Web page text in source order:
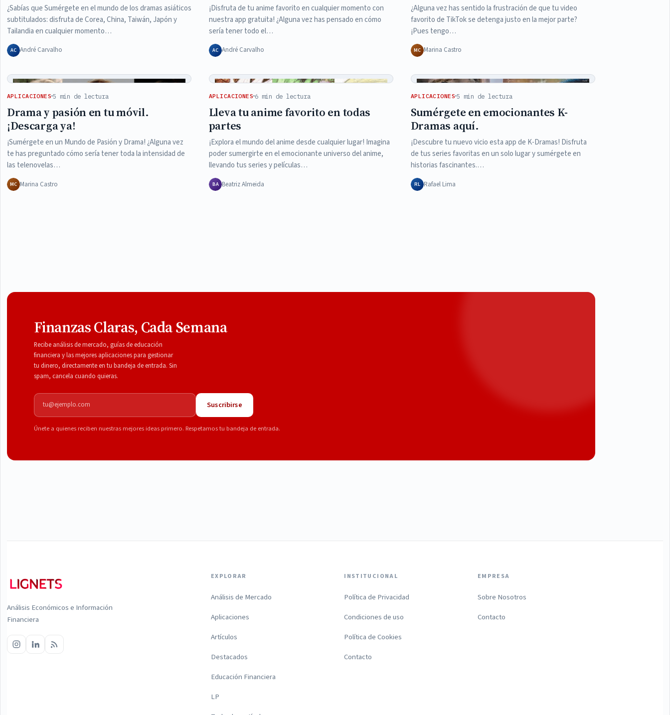
¿Sabías que Sumérgete en el mundo de los dramas asiáticos
subtitulados: disfruta de Corea, China, Taiwán, Japón y
Tailandia en cualquier momento…
AC André Carvalho
¡Disfruta de tu anime favorito en cualquier momento con
nuestra app gratuita! ¿Alguna vez has pensado en cómo
sería tener todo el…
AC André Carvalho
¿Alguna vez has sentido la frustración de que tu video
favorito de TikTok se detenga justo en la mejor parte?
¡Pues tengo…
MC Marina Castro
APLICACIONES 5 min de lectura
Drama y pasión en tu móvil.
¡Descarga ya!
¡Sumérgete en un Mundo de Pasión y Drama! ¿Alguna vez
te has preguntado cómo sería tener toda la intensidad de
las telenovelas…
MC Marina Castro
APLICACIONES 6 min de lectura
Lleva tu anime favorito en todas
partes
¡Explora el mundo del anime desde cualquier lugar! Imagina
poder sumergirte en el emocionante universo del anime,
llevando tus series y películas…
BA Beatriz Almeida
APLICACIONES 5 min de lectura
Sumérgete en emocionantes K-
Dramas aquí.
¡Descubre tu nuevo vicio esta app de K-Dramas! Disfruta
de tus series favoritas en un solo lugar y sumérgete en
historias fascinantes.…
RL Rafael Lima
Finanzas Claras, Cada Semana
Recibe análisis de mercado, guías de educación
financiera y las mejores aplicaciones para gestionar
tu dinero, directamente en tu bandeja de entrada. Sin
spam, cancela cuando quieras.
Correo electrónico
Suscribirse
Únete a quienes reciben nuestras mejores ideas primero. Respetamos tu bandeja de entrada.
Análisis Económicos e Información
Financiera
EXPLORAR
Análisis de Mercado
Aplicaciones
Artículos
Destacados
Educación Financiera
LP
INSTITUCIONAL
Política de Privacidad
Condiciones de uso
Política de Cookies
Contacto
EMPRESA
Sobre Nosotros
Contacto